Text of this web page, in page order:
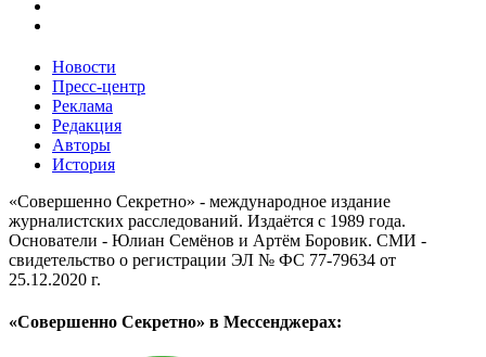
Новости
Пресс-центр
Реклама
Редакция
Авторы
История
«Совершенно Секретно» - международное издание
журналистских расследований. Издаётся с 1989 года.
Основатели - Юлиан Семёнов и Артём Боровик. CМИ -
свидетельство о регистрации ЭЛ № ФС 77-79634 от
25.12.2020 г.
«Совершенно Секретно» в Мессенджерах: